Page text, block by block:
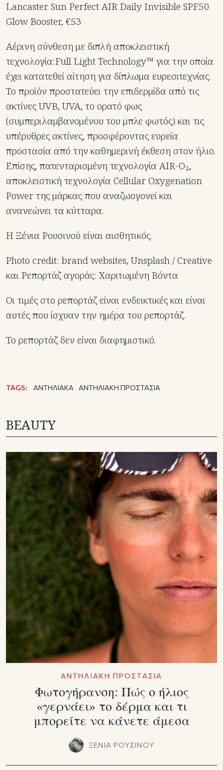
Lancaster Sun Perfect AIR Daily Invisible SPF50
Glow Booster, €53
Αέρινη σύνθεση με διπλή αποκλειστική
τεχνολογία:Full Light Technology™ για την οποία
έχει κατατεθεί αίτηση για δίπλωμα ευρεσιτεχνίας.
Το προϊόν προστατεύει την επιδερμίδα από τις
ακτίνες UVB, UVA, το ορατό φως
(συμπεριλαμβανομένου του μπλε φωτός) και τις
υπέρυθρες ακτίνες, προσφέροντας ευρεία
προστασία από την καθημερινή έκθεση στον ήλιο.
Επίσης, πατενταρισμένη τεχνολογία AIR-O₂,
αποκλειστική τεχνολογία Cellular Oxygenation
Power της μάρκας που αναζωογονεί και
ανανεώνει τα κύτταρα.
Η Ξένια Ρουσινού είναι αισθητικός.
Photo credit: brand websites, Unsplash / Creative
και Ρεπορτάζ αγοράς: Χαριτωμένη Βόντα
Οι τιμές στο ρεπορτάζ είναι ενδεικτικές και είναι
αυτές που ίσχυαν την ημέρα του ρεπορτάζ.
Το ρεπορτάζ δεν είναι διαφημιστικό.
TAGS: ΑΝΤΗΛΙΑΚΑ ΑΝΤΗΛΙΑΚΗ ΠΡΟΣΤΑΣΙΑ
BEAUTY
ΑΝΤΗΛΙΑΚΗ ΠΡΟΣΤΑΣΙΑ
Φωτογήρανση: Πώς ο ήλιος
«γερνάει» το δέρμα και τι
μπορείτε να κάνετε άμεσα
ΞΕΝΙΑ ΡΟΥΣΙΝΟΥ